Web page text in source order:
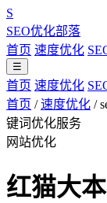
S
SEO优化部落
首页 速度优化
☰
首页 速度优化
首页 / 速度优化 /
键词优化服务
网站优化
红猫大